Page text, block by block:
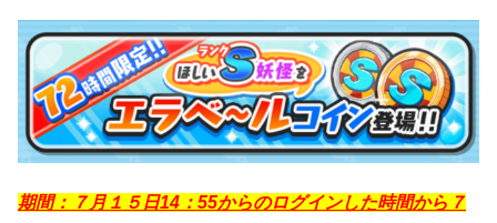
期間：７月１５日14：55からのログインした時間から７